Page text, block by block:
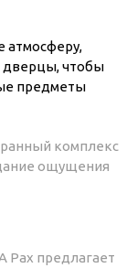
атмосферу,
дверцы, чтобы
предметы
комплекс
ощущения
Pax предлагает